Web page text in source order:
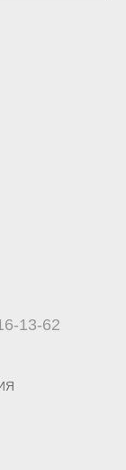
13-62